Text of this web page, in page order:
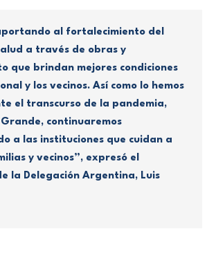
al fortalecimiento del
a través de obras y
que brindan mejores condiciones
y los vecinos. Así como lo hemos
el transcurso de la pandemia,
continuaremos
a las instituciones que cuidan a
y vecinos”, expresó el
la Delegación Argentina, Luis